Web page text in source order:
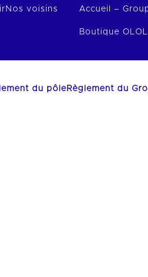
Nos voisins Accueil –
Boutique OL
du pôleRèglement du